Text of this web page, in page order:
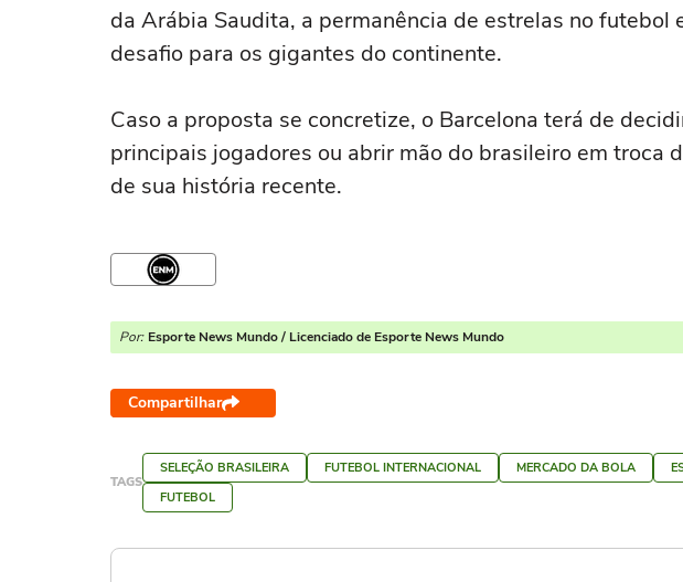
da Arábia Saudita, a permanência de estrelas no futebol
desafio para os gigantes do continente.
Caso a proposta se concretize, o Barcelona terá de
principais jogadores ou abrir mão do brasileiro em troca
de sua história recente.
Por: Esporte News Mundo / Licenciado de Esporte News Mundo
Compartilhar
TAGS
SELEÇÃO BRASILEIRA FUTEBOL INTERNACIONAL MERCADO DA BOLA
FUTEBOL